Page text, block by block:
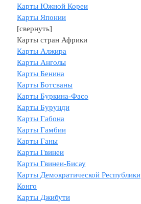
Карты Южной Кореи
Карты Японии
[свернуть]
Карты стран Африки
Карты Алжира
Карты Анголы
Карты Бенина
Карты Ботсваны
Карты Буркина-Фасо
Карты Бурунди
Карты Габона
Карты Гамбии
Карты Ганы
Карты Гвинеи
Карты Гвинеи-Бисау
Карты Демократической Республики
Конго
Карты Джибути